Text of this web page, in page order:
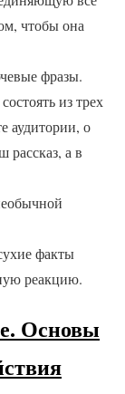
чтобы она
фразы.
из трех
аудитории, о
рассказ, а в
факты
реакцию.
Основы